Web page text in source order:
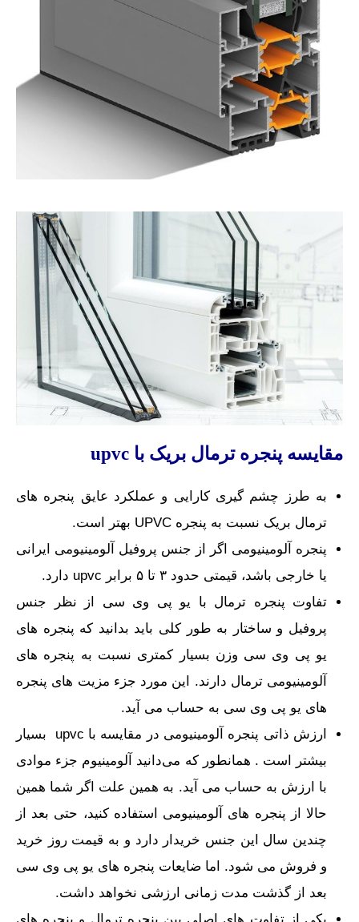
مقایسه پنجره ترمال بریک با
به طرز چشم گیری کارایی و عملکرد عایق پنجره های
ترمال بریک نسبت به پنجره UPVC بهتر است.
پنجره آلومینیومی اگر از جنس پروفیل آلومینیومی ایرانی
یا خارجی باشد، قیمتی حدود ۳ تا ۵ برابر upvc دارد.
تفاوت پنجره ترمال با یو پی وی سی از نظر جنس
پروفیل و ساختار به طور کلی باید بدانید که پنجره های
یو پی وی سی وزن بسیار کمتری نسبت به پنجره های
آلومینیومی ترمال دارند. این مورد جزء مزیت های پنجره
های یو پی وی سی به حساب می آید.
ارزش ذاتی پنجره آلومینیومی در مقایسه با upvc بسیار
بیشتر است . همانطور که می‌دانید آلومینیوم جزء موادی
با ارزش به حساب می آید. به همین علت اگر شما همین
حالا از پنجره های آلومینیومی استفاده کنید، حتی بعد از
چندین سال این جنس خریدار دارد و به قیمت روز خرید
و فروش می شود. اما ضایعات پنجره های یو پی وی سی
بعد از گذشت مدت زمانی ارزشی نخواهد داشت.